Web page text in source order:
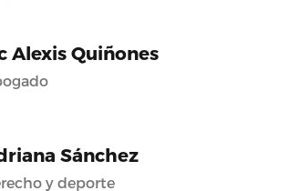
Alexis Quiñones
Sánchez
y deporte